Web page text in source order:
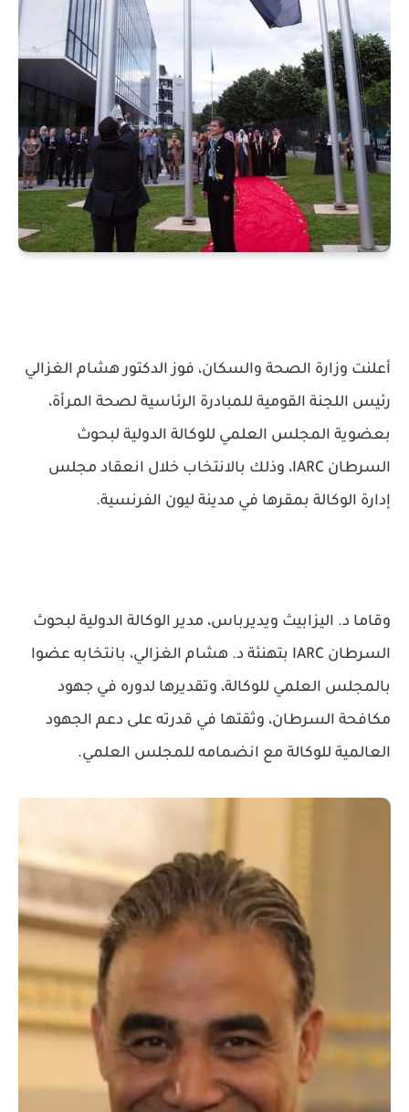
أعلنت وزارة الصحة والسكان، فوز الدكتور هشام الغزالي
رئيس اللجنة القومية للمبادرة الرئاسية لصحة المرأة،
بعضوية المجلس العلمي للوكالة الدولية لبحوث
السرطان IARC، وذلك بالانتخاب خلال انعقاد مجلس
إدارة الوكالة بمقرها في مدينة ليون الفرنسية.
وقاما د. اليزابيث ويديرباس، مدير الوكالة الدولية لبحوث
السرطان IARC بتهنئة د. هشام الغزالي، بانتخابه عضوا
بالمجلس العلمي للوكالة، وتقديرها لدوره في جهود
مكافحة السرطان، وثقتها في قدرته على دعم الجهود
العالمية للوكالة مع انضمامه للمجلس العلمي.